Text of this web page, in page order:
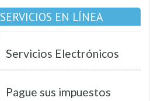
SERVICIOS EN LÍNEA
Servicios Electrónicos
Pague sus impuestos